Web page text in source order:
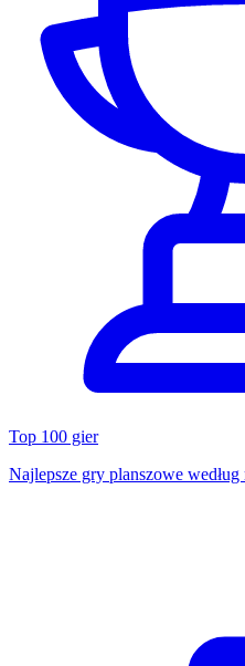
Top 100 gier
Najlepsze gry planszowe